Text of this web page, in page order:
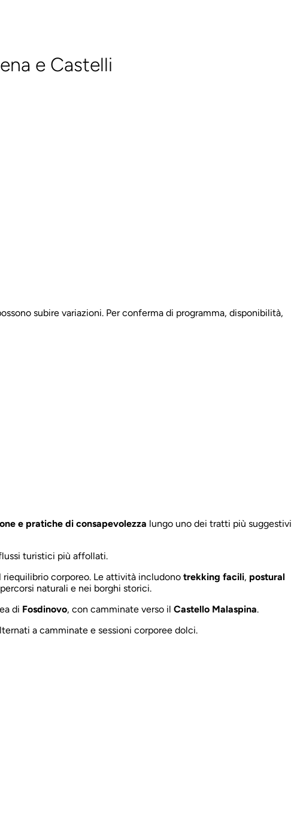
e Castelli
subire variazioni. Per conferma di programma, disponibilità,
e pratiche di consapevolezza lungo uno dei tratti più suggestivi
turistici più affollati.
corporeo. Le attività includono trekking facili, postural
naturali e nei borghi storici.
di Fosdinovo, con camminate verso il Castello Malaspina.
a camminate e sessioni corporee dolci.